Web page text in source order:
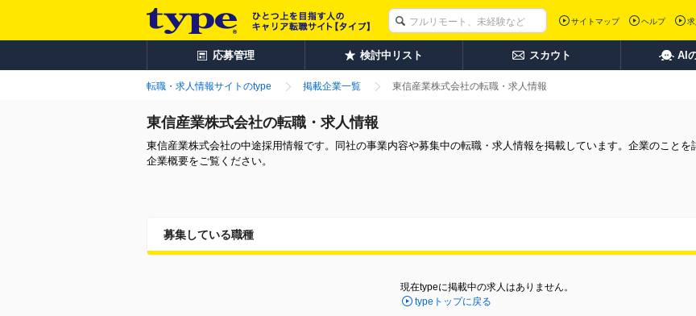
サイトマップ ヘルプ
応募管理 検討中リスト スカウト AI
転職・求人情報サイトのtype 掲載企業一覧 東信産業株式会社の転職・求人情報
東信産業株式会社の転職・求人情報
東信産業株式会社の中途採用情報です。同社の事業内容や募集中の転職・求人情報を掲載しています。企業のことを
企業概要をご覧ください。
募集している職種
現在typeに掲載中の求人はありません。
typeトップに戻る